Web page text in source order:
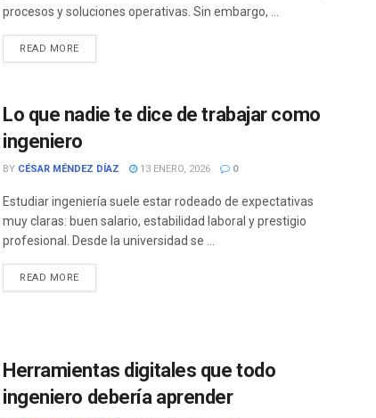
procesos y soluciones operativas. Sin embargo, ...
READ MORE
Lo que nadie te dice de trabajar como
ingeniero
BY CÉSAR MÉNDEZ DÍAZ 13 ENERO, 2026 0
Estudiar ingeniería suele estar rodeado de expectativas
muy claras: buen salario, estabilidad laboral y prestigio
profesional. Desde la universidad se ...
READ MORE
Herramientas digitales que todo
ingeniero debería aprender